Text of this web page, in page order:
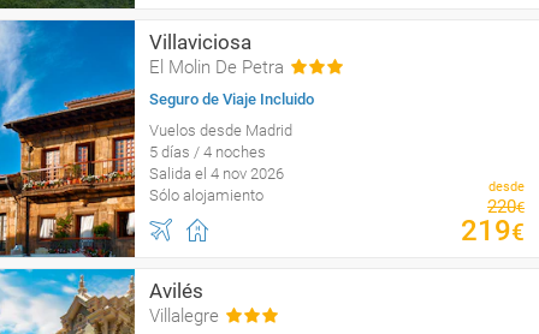
Villaviciosa
El Molin De Petra
Seguro de Viaje Incluido
Vuelos desde Madrid
5 días / 4 noches
Salida el 4 nov 2026
Sólo alojamiento
desde
220€
219€
Avilés
Villalegre